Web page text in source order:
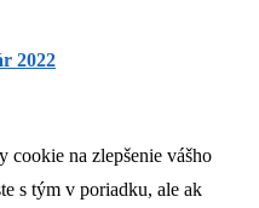
2022
cookie na zlepšenie vášho
s tým v poriadku, ale ak